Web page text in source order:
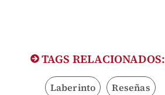
TAGS RELACIONADOS:
Laberinto Reseñas